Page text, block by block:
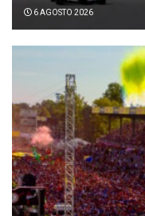
6 AGOSTO 2026